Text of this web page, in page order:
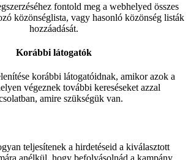
fontold meg a webhelyed összes
közönséglista, vagy hasonló közönség listák
hozzáadását.
Korábbi látogatók
korábbi látogatóidnak, amikor azok a
végeznek további kereséseket azzal
amire szükségük van.
teljesítenek a hirdetéseid a kiválasztott
anélkül, hogy befolyásolnád a kampány